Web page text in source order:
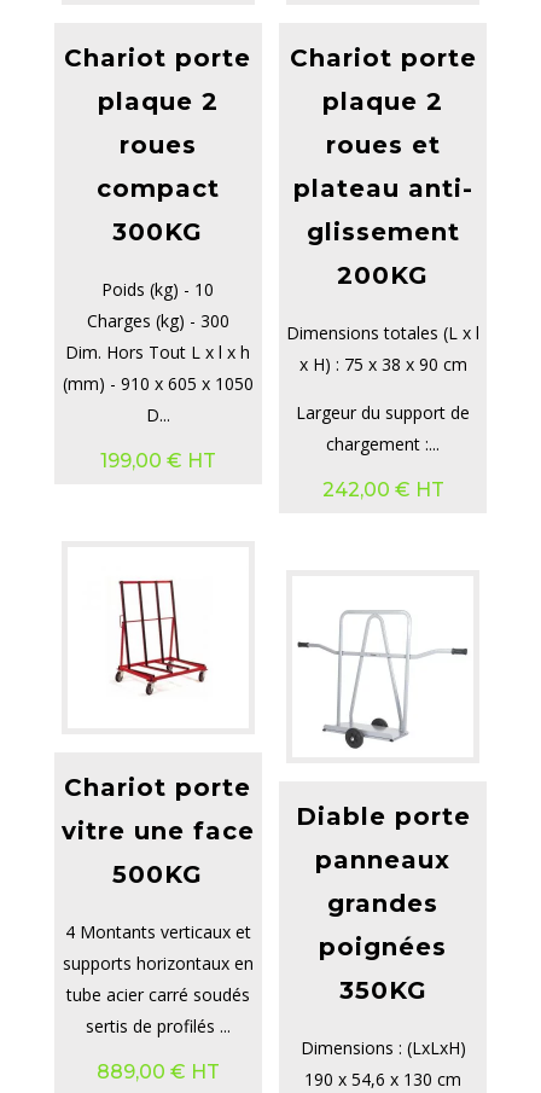
Chariot porte
plaque 2
roues
compact
300KG
Poids (kg) - 10
Charges (kg) - 300
Dim. Hors Tout L x l x h
(mm) - 910 x 605 x 1050
D...
199,00 € HT
Chariot porte
plaque 2
roues et
plateau anti-
glissement
200KG
Dimensions totales (L x l
x H) : 75 x 38 x 90 cm
Largeur du support de
chargement :...
242,00 € HT
Chariot porte
vitre une face
500KG
4 Montants verticaux et
supports horizontaux en
tube acier carré soudés
sertis de profilés ...
889,00 € HT
Diable porte
panneaux
grandes
poignées
350KG
Dimensions : (LxLxH)
190 x 54,6 x 130 cm